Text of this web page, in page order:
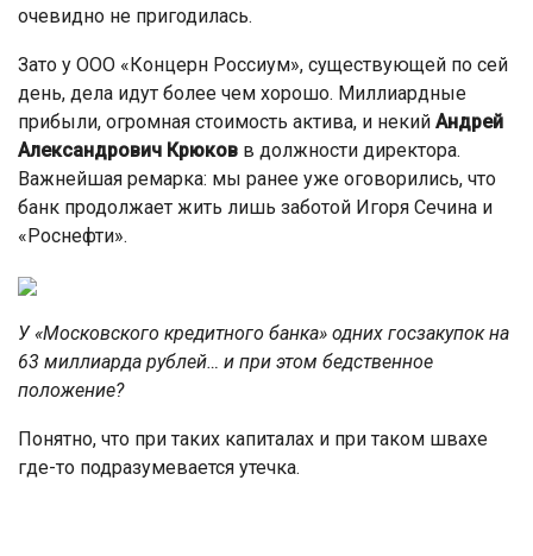
очевидно не пригодилась.
Зато у ООО «Концерн Россиум», существующей по сей
день, дела идут более чем хорошо. Миллиардные
прибыли, огромная стоимость актива, и некий Андрей
Александрович Крюков в должности директора.
Важнейшая ремарка: мы ранее уже оговорились, что
банк продолжает жить лишь заботой Игоря Сечина и
«Роснефти».
У «Московского кредитного банка» одних госзакупок на
63 миллиарда рублей… и при этом бедственное
положение?
Понятно, что при таких капиталах и при таком швахе
где-то подразумевается утечка.